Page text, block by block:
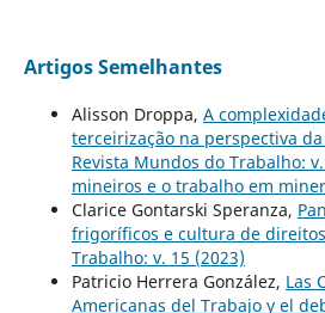
Artigos Semelhantes
Alisson Droppa, A
terceirização na perspectiva
Revista Mundos do Trabalho:
mineiros e o trabalho em
Clarice Gontarski Speranza,
frigoríficos e cultura de direitos
Trabalho: v. 15 (2023)
Patricio Herrera González, Las
Americanas del Trabajo y el